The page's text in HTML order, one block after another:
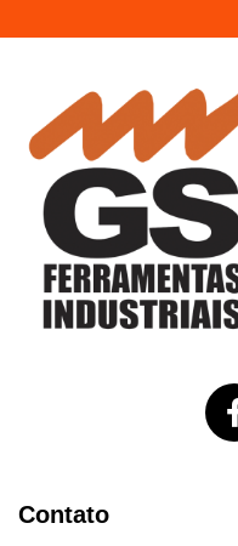
Contato